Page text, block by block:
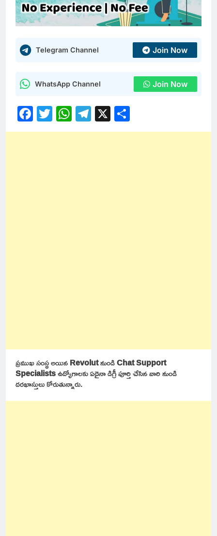
Telegram Channel Join Now
WhatsApp Channel Join Now
Facebook
Twitter
WhatsApp
Telegram
X
ప్రముఖ సంస్థ అయినRevolutనుండిChat Support
Specialistsఉద్యోగాలకు ఏదైనా డిగ్రీ పూర్తి చేసిన వారి నుండి
దరఖాస్తులు కోరుతున్నారు.